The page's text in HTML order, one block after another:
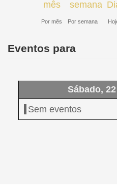
Por mês Por semana
Eventos para
Sábado,
Sem eventos